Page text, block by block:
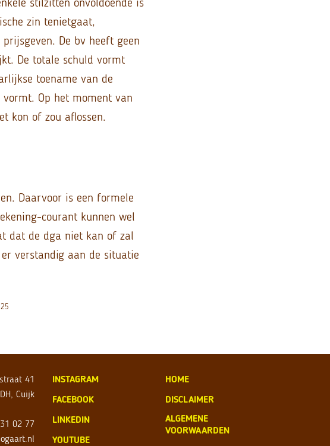
zin tenietgaat,
De bv heeft geen
De totale schuld vormt
toename van de
Op het moment van
kon of zou aflossen.
Daarvoor is een formele
courant kunnen wel
dat de dga niet kan of zal
verstandig aan de situatie
41
Cuijk
02 77
INSTAGRAM
FACEBOOK
LINKEDIN
YOUTUBE
HOME
DISCLAIMER
ALGEMENE
VOORWAARDEN